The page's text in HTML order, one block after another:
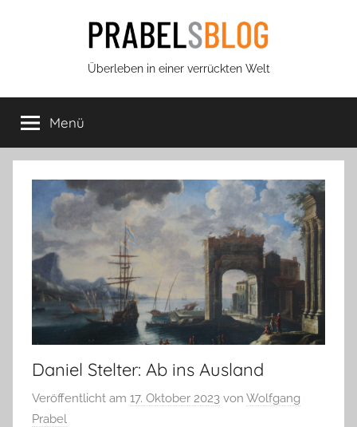
Prabels
Blog
Überleben in einer verrückten Welt
Menü
Daniel Stelter: Ab ins Ausland
Veröffentlicht am 17. Oktober 2023 von Wolfgang
Prabel